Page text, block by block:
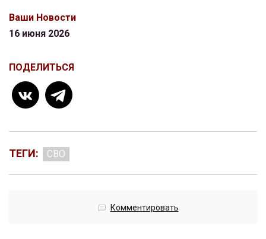
Ваши Новости
16 июня 2026
ПОДЕЛИТЬСЯ
ТЕГИ: СВО
Комментировать